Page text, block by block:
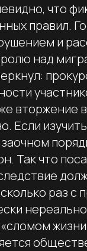
что
правил.
и
над
вторжение
Если
Так что
раз с